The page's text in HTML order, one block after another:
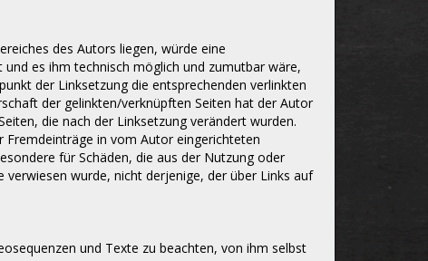
des Autors liegen, würde eine
es ihm technisch möglich und zumutbar wäre,
der Linksetzung die entsprechenden verlinkten
der gelinkten/verknüpften Seiten hat der Autor
die nach der Linksetzung verändert wurden.
Fremdeinträge in vom Autor eingerichteten
für Schäden, die aus der Nutzung oder
wurde, nicht derjenige, der über Links auf
und Texte zu beachten, von ihm selbst